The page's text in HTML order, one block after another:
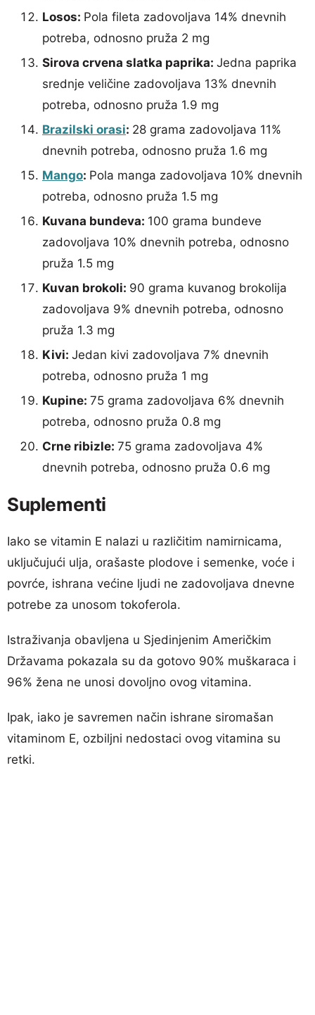
Losos: Pola fileta zadovoljava 14% dnevnih
potreba, odnosno pruža 2 mg
Sirova crvena slatka paprika: Jedna paprika
srednje veličine zadovoljava 13% dnevnih
potreba, odnosno pruža 1.9 mg
Brazilski orasi: 28 grama zadovoljava 11%
dnevnih potreba, odnosno pruža 1.6 mg
Mango: Pola manga zadovoljava 10% dnevnih
potreba, odnosno pruža 1.5 mg
Kuvana bundeva: 100 grama bundeve
zadovoljava 10% dnevnih potreba, odnosno
pruža 1.5 mg
Kuvan brokoli: 90 grama kuvanog brokolija
zadovoljava 9% dnevnih potreba, odnosno
pruža 1.3 mg
Kivi: Jedan kivi zadovoljava 7% dnevnih
potreba, odnosno pruža 1 mg
Kupine: 75 grama zadovoljava 6% dnevnih
potreba, odnosno pruža 0.8 mg
Crne ribizle: 75 grama zadovoljava 4%
dnevnih potreba, odnosno pruža 0.6 mg
Suplementi
Iako se vitamin E nalazi u različitim namirnicama,
uključujući ulja, orašaste plodove i semenke, voće i
povrće, ishrana većine ljudi ne zadovoljava dnevne
potrebe za unosom tokoferola.
Istraživanja obavljena u Sjedinjenim Američkim
Državama pokazala su da gotovo 90% muškaraca i
96% žena ne unosi dovoljno ovog vitamina.
Ipak, iako je savremen način ishrane siromašan
vitaminom E, ozbiljni nedostaci ovog vitamina su
retki.